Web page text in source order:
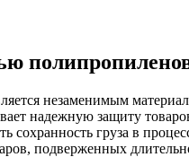
незаменимым
надежную защиту
сохранность груза в
подверженных